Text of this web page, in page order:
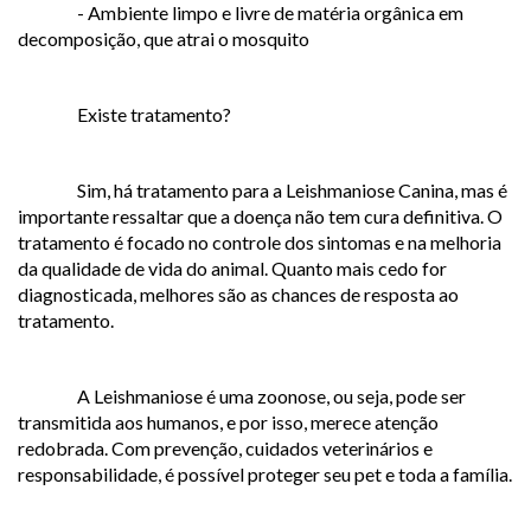
- Ambiente limpo e livre de matéria orgânica em
decomposição, que atrai o mosquito
Existe tratamento?
Sim, há tratamento para a Leishmaniose Canina, mas é
importante ressaltar que a doença não tem cura definitiva. O
tratamento é focado no controle dos sintomas e na melhoria
da qualidade de vida do animal. Quanto mais cedo for
diagnosticada, melhores são as chances de resposta ao
tratamento.
A Leishmaniose é uma zoonose, ou seja, pode ser
transmitida aos humanos, e por isso, merece atenção
redobrada. Com prevenção, cuidados veterinários e
responsabilidade, é possível proteger seu pet e toda a família.